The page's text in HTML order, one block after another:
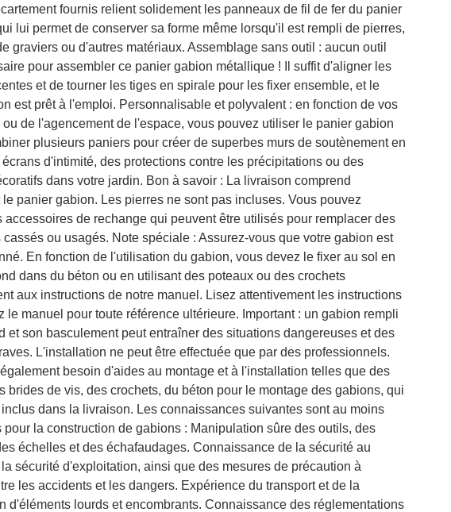
fournis relient solidement les panneaux de fil de fer du panier
lui permet de conserver sa forme même lorsqu'il est rempli de pierres,
graviers ou d'autres matériaux. Assemblage sans outil : aucun outil
pour assembler ce panier gabion métallique ! Il suffit d'aligner les
et de tourner les tiges en spirale pour les fixer ensemble, et le
est prêt à l'emploi. Personnalisable et polyvalent : en fonction de vos
ou de l'agencement de l'espace, vous pouvez utiliser le panier gabion
plusieurs paniers pour créer de superbes murs de soutènement en
d'intimité, des protections contre les précipitations ou des
dans votre jardin. Bon à savoir : La livraison comprend
panier gabion. Les pierres ne sont pas incluses. Vous pouvez
accessoires de rechange qui peuvent être utilisés pour remplacer des
ou usagés. Note spéciale : Assurez-vous que votre gabion est
En fonction de l'utilisation du gabion, vous devez le fixer au sol en
dans du béton ou en utilisant des poteaux ou des crochets
aux instructions de notre manuel. Lisez attentivement les instructions
le manuel pour toute référence ultérieure. Important : un gabion rempli
et son basculement peut entraîner des situations dangereuses et des
L'installation ne peut être effectuée que par des professionnels.
besoin d'aides au montage et à l'installation telles que des
brides de vis, des crochets, du béton pour le montage des gabions, qui
dans la livraison. Les connaissances suivantes sont au moins
pour la construction de gabions : Manipulation sûre des outils, des
échelles et des échafaudages. Connaissance de la sécurité au
sécurité d'exploitation, ainsi que des mesures de précaution à
les accidents et les dangers. Expérience du transport et de la
d'éléments lourds et encombrants. Connaissance des réglementations